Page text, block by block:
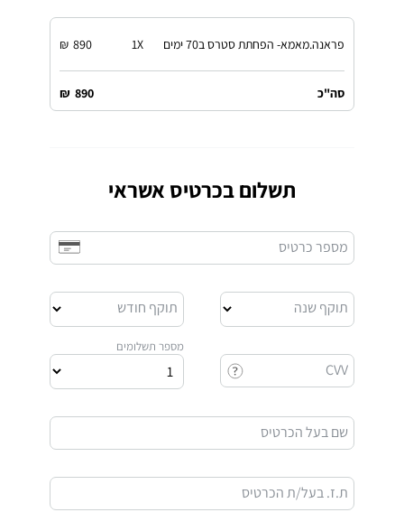
פראנה.מאמא- הפחתת סטרס ב70 ימים X
1
890
₪
סה"כ 890
₪
תשלום בכרטיס אשראי
מספר כרטיס
תוקף שנה תוקף חודש
CVV
מספר תשלומים
שם בעל הכרטיס
ת.ז. בעל/ת הכרטיס